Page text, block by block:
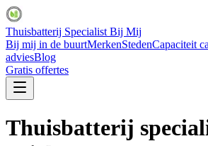
Thuisbatterij Specialist Bij Mij
Bij mij in de buurtMerkenStedenCapaciteit
adviesBlog
Gratis offertes
Thuisbatterij